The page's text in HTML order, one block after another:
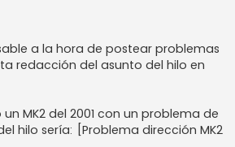
a la hora de postear problemas
redacción del asunto del hilo en
MK2 del 2001 con un problema de
hilo sería: [Problema dirección MK2